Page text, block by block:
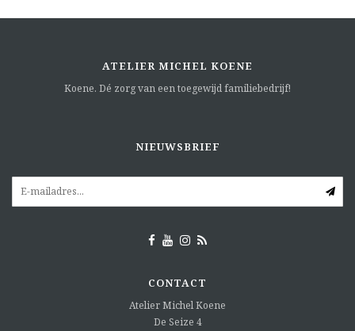
ATELIER MICHEL KOENE
Koene. Dé zorg van een toegewijd familiebedrijf!
NIEUWSBRIEF
CONTACT
Atelier Michel Koene
De Seize 4